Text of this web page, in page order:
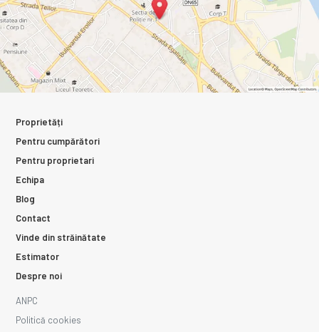
Proprietăți
Pentru cumpărători
Pentru proprietari
Echipa
Blog
Contact
Vinde din străinătate
Estimator
Despre noi
ANPC
Politică cookies